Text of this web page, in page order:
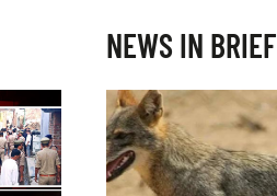
NEWS IN BRIEF